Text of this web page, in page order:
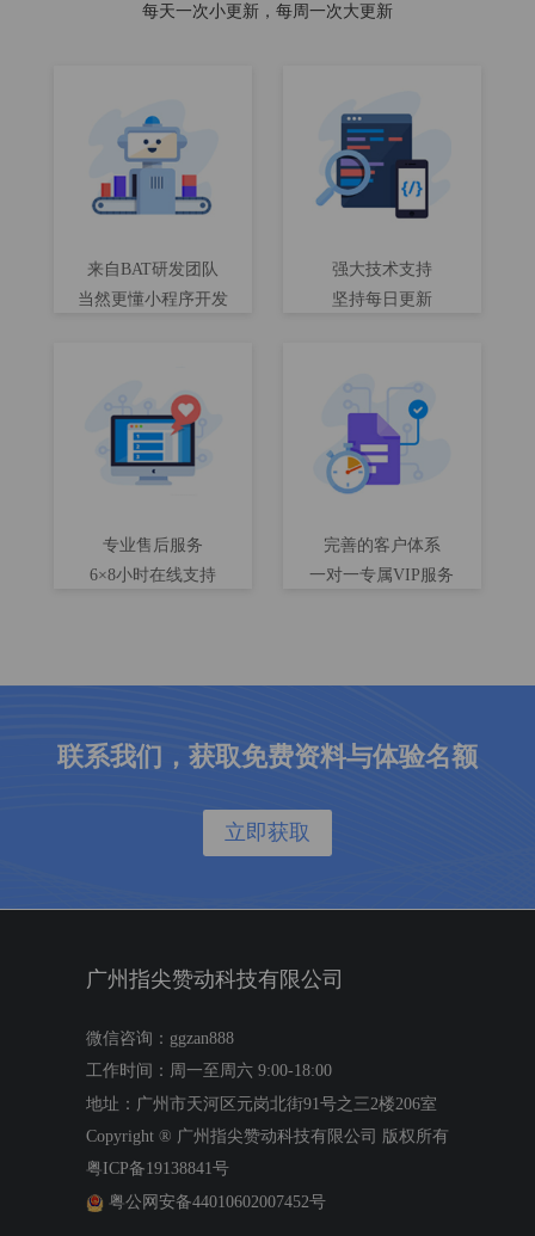
每天一次小更新，每周一次大更新
来自BAT研发团队
当然更懂小程序开发
强大技术支持
坚持每日更新
专业售后服务
6×8小时在线支持
完善的客户体系
一对一专属VIP服务
联系我们，获取免费资料与体验名额
立即获取
广州指尖赞动科技有限公司
微信咨询：ggzan888
工作时间：周一至周六 9:00-18:00
地址：广州市天河区元岗北街91号之三2楼206室
Copyright ® 广州指尖赞动科技有限公司 版权所有
粤ICP备19138841号
粤公网安备44010602007452号